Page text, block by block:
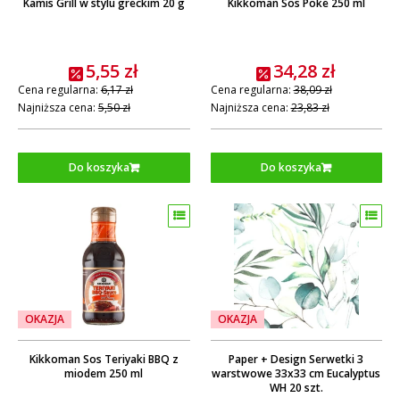
5,55 zł
Cena regularna: 6,17 zł
Najniższa cena: 5,50 zł
Do koszyka
34,28 zł
Cena regularna: 38,09 zł
Najniższa cena: 23,83 zł
Do koszyka
OKAZJA
Kikkoman Sos Teriyaki BBQ z
miodem 250 ml
OKAZJA
Paper + Design Serwetki 3
warstwowe 33x33 cm Eucalyptus
WH 20 szt.